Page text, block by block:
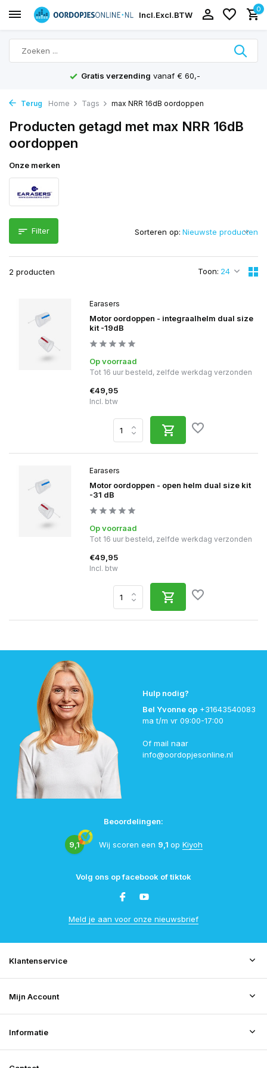
Incl.Excl.BTW
0
Gratis verzending vanaf € 60,-
Terug Home Tags max NRR 16dB oordoppen
Producten getagd met max NRR 16dB
oordoppen
Onze merken
Filter
2 producten Toon:
Sorteren op:
Earasers
Motor oordoppen - integraalhelm dual size
kit -19dB
Op voorraad
Tot 16 uur besteld, zelfde werkdag verzonden
€49,95
Incl. btw
Earasers
Motor oordoppen - open helm dual size kit
-31 dB
Op voorraad
Tot 16 uur besteld, zelfde werkdag verzonden
€49,95
Incl. btw
Hulp nodig?
Bel Yvonne op +31643540083
ma t/m vr 09:00-17:00
Of mail naar
info@oordopjesonline.nl
Beoordelingen:
9,1 Wij scoren een 9,1 op Kiyoh
Volg ons op facebook of tiktok
Meld je aan voor onze nieuwsbrief
Klantenservice
Mijn Account
Informatie